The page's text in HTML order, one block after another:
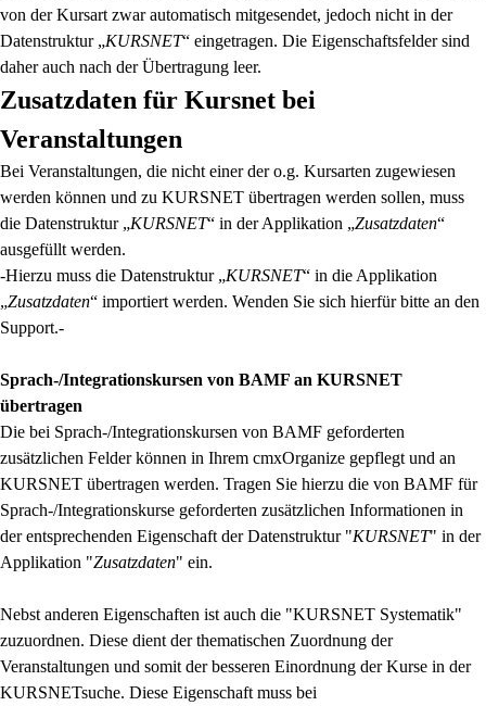
von der Kursart zwar automatisch mitgesendet, jedoch nicht in der
Datenstruktur „KURSNET“ eingetragen. Die Eigenschaftsfelder sind
daher auch nach der Übertragung leer.
Zusatzdaten für Kursnet bei
Veranstaltungen
Bei Veranstaltungen, die nicht einer der o.g. Kursarten zugewiesen
werden können und zu KURSNET übertragen werden sollen, muss
die Datenstruktur „KURSNET“ in der Applikation „Zusatzdaten“
ausgefüllt werden.
-Hierzu muss die Datenstruktur „KURSNET“ in die Applikation
„Zusatzdaten“ importiert werden. Wenden Sie sich hierfür bitte an den
Support.-
Sprach-/Integrationskursen von BAMF an KURSNET
übertragen
Die bei Sprach-/Integrationskursen von BAMF geforderten
zusätzlichen Felder können in Ihrem cmxOrganize gepflegt und an
KURSNET übertragen werden. Tragen Sie hierzu die von BAMF für
Sprach-/Integrationskurse geforderten zusätzlichen Informationen in
der entsprechenden Eigenschaft der Datenstruktur "KURSNET" in der
Applikation "Zusatzdaten" ein.
Nebst anderen Eigenschaften ist auch die "KURSNET Systematik"
zuzuordnen. Diese dient der thematischen Zuordnung der
Veranstaltungen und somit der besseren Einordnung der Kurse in der
KURSNETsuche. Diese Eigenschaft muss bei